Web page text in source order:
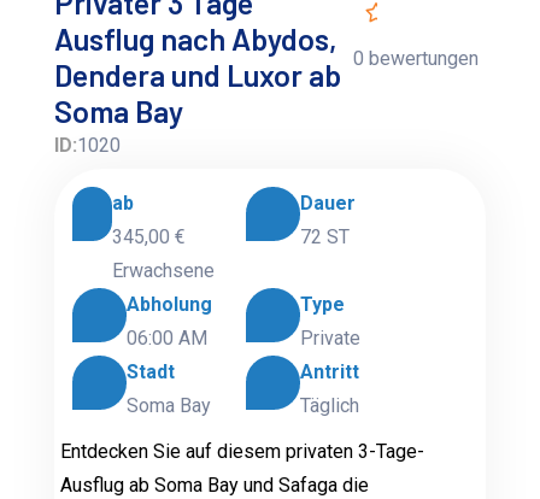
Ausflug nach Abydos,
Dendera und Luxor ab
Soma Bay
ID:1020
0 bewertungen
ab
345,00 €
Erwachsene
Dauer
72 ST
Abholung
06:00 AM
Type
Private
Stadt
Soma Bay
Antritt
Täglich
Entdecken Sie auf diesem privaten 3-Tage-
Ausflug ab Soma Bay und Safaga die